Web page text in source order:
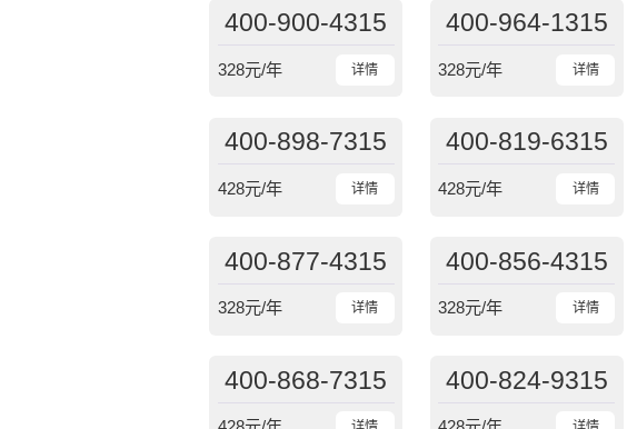
400-900-4315
详情
328元/年
400-964-1315
详情
328元/年
400-898-7315
详情
428元/年
400-819-6315
详情
428元/年
400-877-4315
详情
328元/年
400-856-4315
详情
328元/年
400-868-7315 400-824-9315